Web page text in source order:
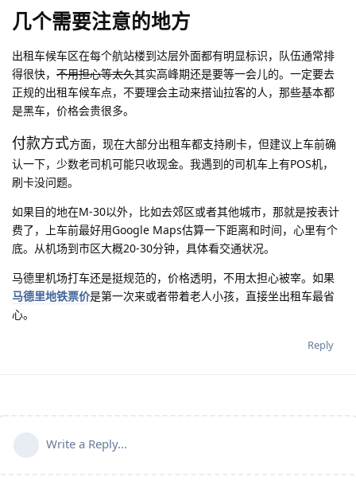
几个需要注意的地方
出租车候车区在每个航站楼到达层外面都有明显标识，队伍通常排
得很快， 不用担心等太久其实高峰期还是要等一会儿的。一定要去
正规的出租车候车点，不要理会主动来搭讪拉客的人，那些基本都
是黑车，价格会贵很多。
付款方式方面，现在大部分出租车都支持刷卡，但建议上车前确
认一下，少数老司机可能只收现金。我遇到的司机车上有POS机，
刷卡没问题。
如果目的地在M-30以外，比如去郊区或者其他城市，那就是按表计
费了，上车前最好用Google Maps估算一下距离和时间，心里有个
底。从机场到市区大概20-30分钟，具体看交通状况。
马德里机场打车还是挺规范的，价格透明，不用太担心被宰。如果
马德里地铁票价是第一次来或者带着老人小孩，直接坐出租车最省
心。
Reply
Write a Reply...